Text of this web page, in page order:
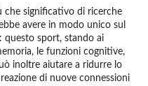
che significativo di ricerche
avere in modo unico sul
questo sport, stando ai
le funzioni cognitive,
inoltre aiutare a ridurre lo
di nuove connessioni